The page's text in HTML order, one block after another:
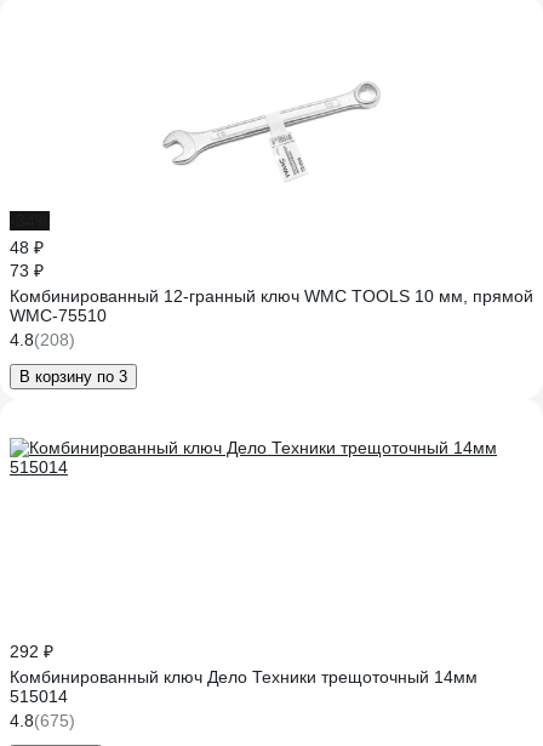
48 ₽
73 ₽
Комбинированный 12-гранный ключ WMC TOOLS 10 мм, прямой
WMC-75510
4.8(208)
В корзину по 3
292 ₽
Комбинированный ключ Дело Техники трещоточный 14мм
515014
4.8(675)